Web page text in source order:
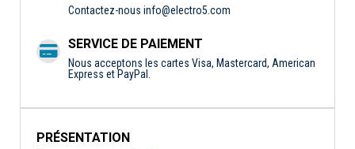
Contactez-nous info@electro5.com
SERVICE DE PAIEMENT
Nous acceptons les cartes Visa, Mastercard, American
Express et PayPal.
PRÉSENTATION